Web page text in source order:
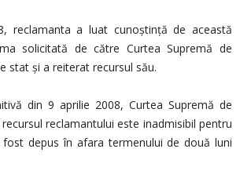
reclamanta a luat cunoștință de această
solicitată de către Curtea Supremă de
stat și a reiterat recursul său.
din 9 aprilie 2008, Curtea Supremă de
reclamantului este inadmisibil pentru
depus în afara termenului de două luni